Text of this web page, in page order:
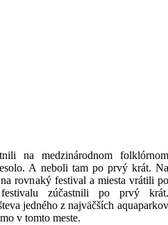
na medzinárodnom folklórnom
A neboli tam po prvý krát. Na
rovnaký festival a miesta vrátili po
zúčastnili po prvý krát.
jedného z najväčších aquaparkov
v tomto meste.